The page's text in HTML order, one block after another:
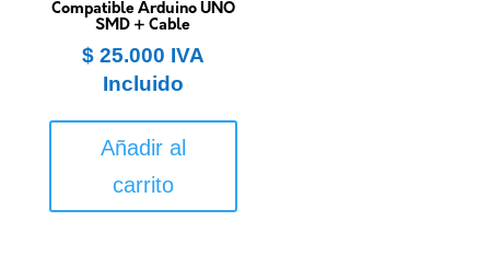
Compatible Arduino UNO
SMD + Cable
$25.000 IVA
Incluido
Añadir al
carrito